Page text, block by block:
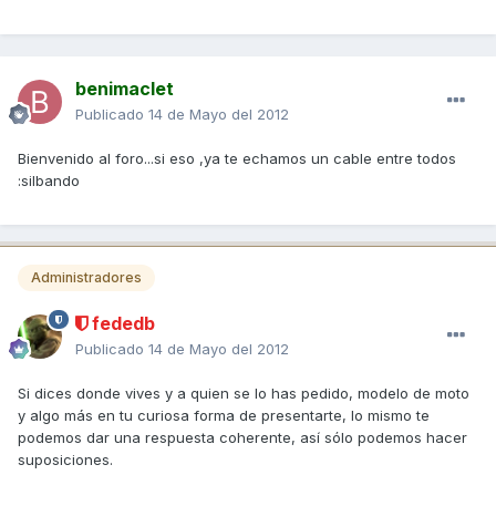
benimaclet
Publicado 14 de Mayo del 2012
Bienvenido al foro...si eso ,ya te echamos un cable entre todos
:silbando
Administradores
fededb
Publicado 14 de Mayo del 2012
Si dices donde vives y a quien se lo has pedido, modelo de moto
y algo más en tu curiosa forma de presentarte, lo mismo te
podemos dar una respuesta coherente, así sólo podemos hacer
suposiciones.